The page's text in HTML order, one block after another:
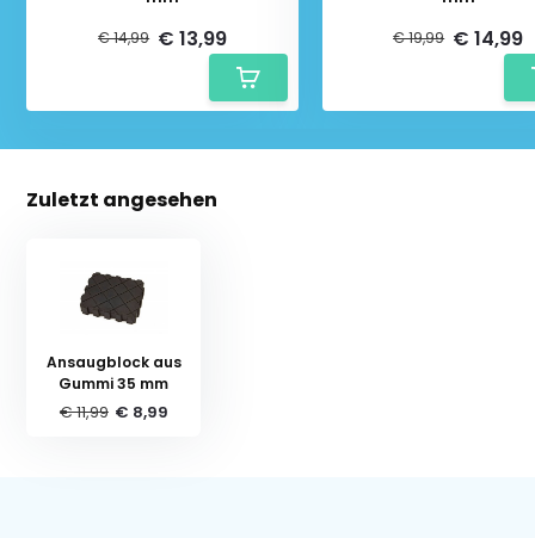
€ 14,99 € 13,99 € 19,99 € 14,99
Zuletzt angesehen
Ansaugblock aus
Gummi 35 mm
€ 11,99 € 8,99